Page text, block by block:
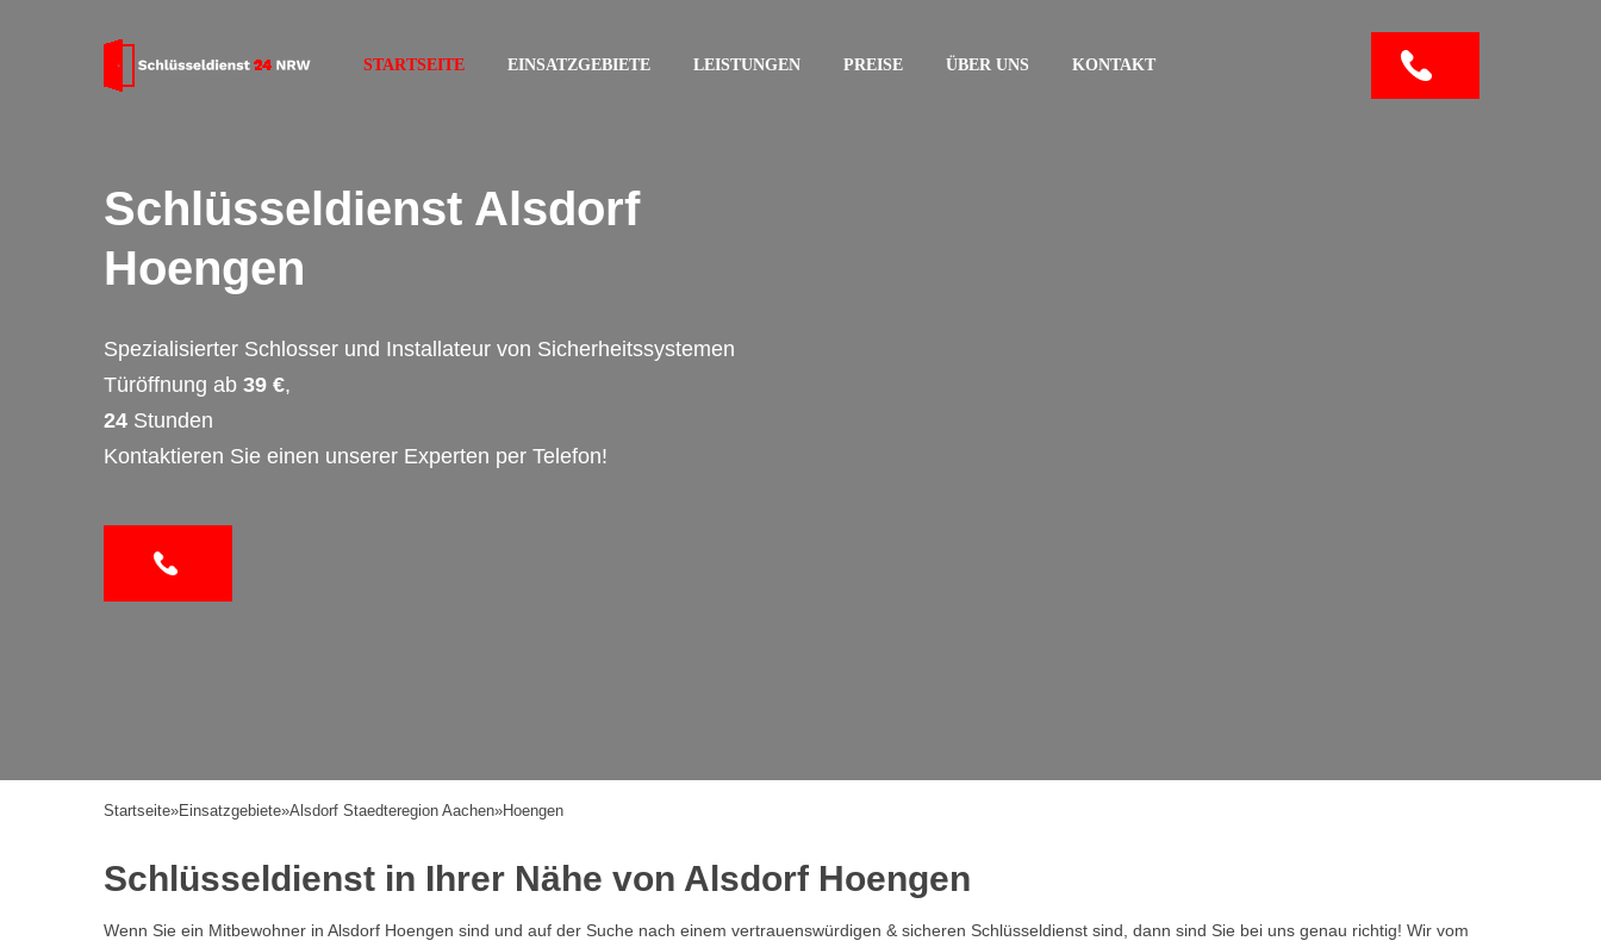
STARTSEITE EINSATZGEBIETE LEISTUNGEN PREISE ÜBER UNS KONTAKT
Schlüsseldienst Alsdorf
Hoengen
Spezialisierter Schlosser und Installateur von Sicherheitssystemen
Türöffnung ab 39 €,
24 Stunden
Kontaktieren Sie einen unserer Experten per Telefon!
Startseite»Einsatzgebiete»Alsdorf Staedteregion Aachen»Hoengen
Schlüsseldienst in Ihrer Nähe von Alsdorf Hoengen
Wenn Sie ein Mitbewohner in Alsdorf Hoengen sind und auf der Suche nach einem vertrauenswürdigen & sicheren Schlüsseldienst sind, dann sind Sie bei uns genau richtig! Wir vom